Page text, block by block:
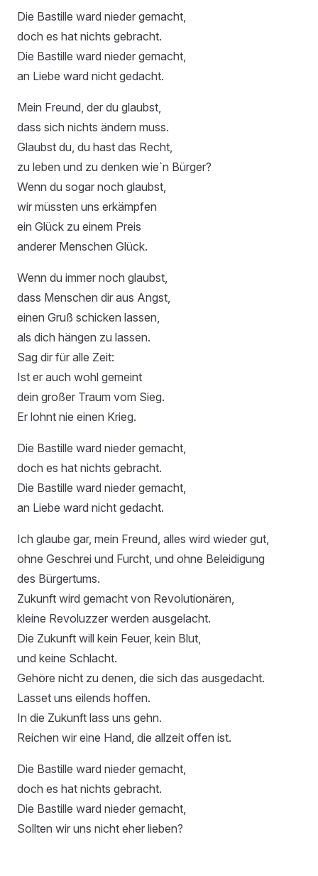
Die Bastille ward nieder gemacht,
doch es hat nichts gebracht.
Die Bastille ward nieder gemacht,
an Liebe ward nicht gedacht.
Mein Freund, der du glaubst,
dass sich nichts ändern muss.
Glaubst du, du hast das Recht,
zu leben und zu denken wie`n Bürger?
Wenn du sogar noch glaubst,
wir müssten uns erkämpfen
ein Glück zu einem Preis
anderer Menschen Glück.
Wenn du immer noch glaubst,
dass Menschen dir aus Angst,
einen Gruß schicken lassen,
als dich hängen zu lassen.
Sag dir für alle Zeit:
Ist er auch wohl gemeint
dein großer Traum vom Sieg.
Er lohnt nie einen Krieg.
Die Bastille ward nieder gemacht,
doch es hat nichts gebracht.
Die Bastille ward nieder gemacht,
an Liebe ward nicht gedacht.
Ich glaube gar, mein Freund, alles wird wieder gut,
ohne Geschrei und Furcht, und ohne Beleidigung
des Bürgertums.
Zukunft wird gemacht von Revolutionären,
kleine Revoluzzer werden ausgelacht.
Die Zukunft will kein Feuer, kein Blut,
und keine Schlacht.
Gehöre nicht zu denen, die sich das ausgedacht.
Lasset uns eilends hoffen.
In die Zukunft lass uns gehn.
Reichen wir eine Hand, die allzeit offen ist.
Die Bastille ward nieder gemacht,
doch es hat nichts gebracht.
Die Bastille ward nieder gemacht,
Sollten wir uns nicht eher lieben?